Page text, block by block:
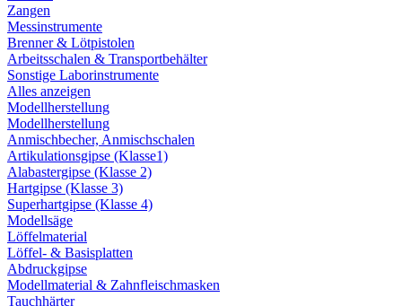
Zangen
Messinstrumente
Brenner & Lötpistolen
Arbeitsschalen & Transportbehälter
Sonstige Laborinstrumente
Alles anzeigen
Modellherstellung
Modellherstellung
Anmischbecher, Anmischschalen
Artikulationsgipse (Klasse1)
Alabastergipse (Klasse 2)
Hartgipse (Klasse 3)
Superhartgipse (Klasse 4)
Modellsäge
Löffelmaterial
Löffel- & Basisplatten
Abdruckgipse
Modellmaterial & Zahnfleischmasken
Tauchhärter